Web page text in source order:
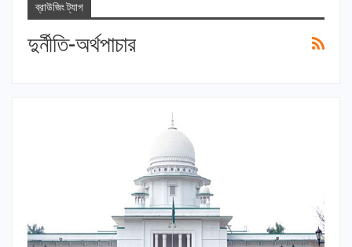
ব্রাউজিং ট্যাগ
দুর্নীতি-অর্থপাচার